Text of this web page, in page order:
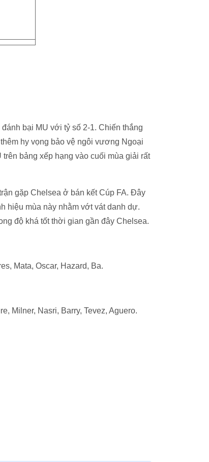
bại MU với tỷ số 2-1. Chiến thắng
hy vọng bảo vệ ngôi vương Ngoại
bảng xếp hạng vào cuối mùa giải rất
gặp Chelsea ở bán kết Cúp FA. Đây
hiệu mùa này nhằm vớt vát danh dự.
độ khá tốt thời gian gần đây Chelsea.
Mata, Oscar, Hazard, Ba.
Milner, Nasri, Barry, Tevez, Aguero.